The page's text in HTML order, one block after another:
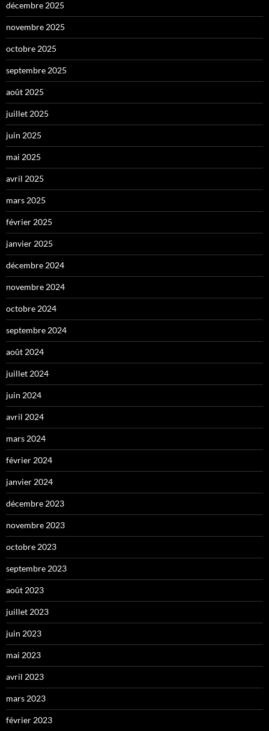
décembre 2025
novembre 2025
octobre 2025
septembre 2025
août 2025
juillet 2025
juin 2025
mai 2025
avril 2025
mars 2025
février 2025
janvier 2025
décembre 2024
novembre 2024
octobre 2024
septembre 2024
août 2024
juillet 2024
juin 2024
avril 2024
mars 2024
février 2024
janvier 2024
décembre 2023
novembre 2023
octobre 2023
septembre 2023
août 2023
juillet 2023
juin 2023
mai 2023
avril 2023
mars 2023
février 2023